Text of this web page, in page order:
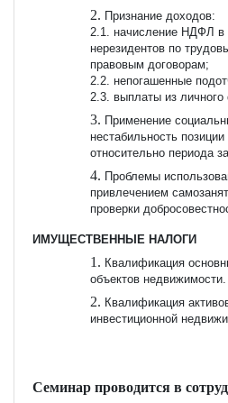
Признание доходов:
2.1. начисление НДФЛ в
нерезидентов по
правовым договорам;
2.2. непогашенные
2.3. выплаты из личного
Применение
нестабильность
относительно периода
Проблемы
привлечением
проверки
ИМУЩЕСТВЕННЫЕ НАЛОГИ
Квалификация
объектов недвижимости.
Квалификация
инвестиционной
Семинар проводится в